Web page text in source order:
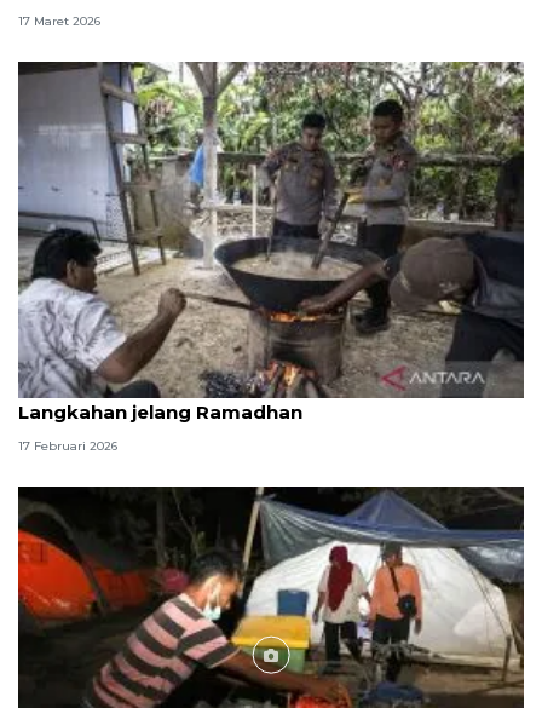
17 Maret 2026
Mahasiswa kepolisian 'meugang' bersama warga
Langkahan jelang Ramadhan
17 Februari 2026